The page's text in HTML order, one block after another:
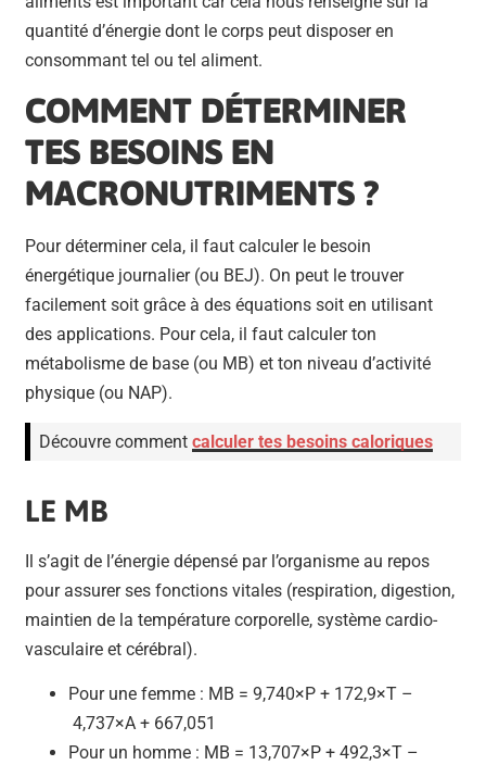
quantité d’énergie dont le corps peut disposer en
consommant tel ou tel aliment.
COMMENT DÉTERMINER
TES BESOINS EN
MACRONUTRIMENTS ?
Pour déterminer cela, il faut calculer le besoin
énergétique journalier (ou BEJ). On peut le trouver
facilement soit grâce à des équations soit en utilisant
des applications. Pour cela, il faut calculer ton
métabolisme de base (ou MB) et ton niveau d’activité
physique (ou NAP).
Découvre commentcalculer tes besoins caloriques
LE MB
Il s’agit de l’énergie dépensé par l’organisme au repos
pour assurer ses fonctions vitales (respiration, digestion,
maintien de la température corporelle, système cardio-
vasculaire et cérébral).
Pour une femme : MB = 9,740×P + 172,9×T –
4,737×A + 667,051
Pour un homme : MB = 13,707×P + 492,3×T –